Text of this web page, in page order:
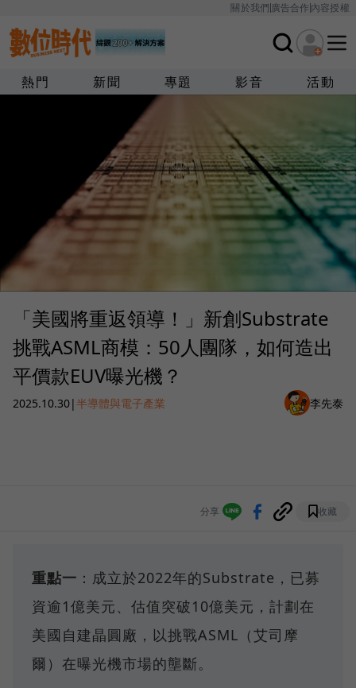
關於我們廣告合作內容授權
熱門 新聞 專題 影音 活動
「美國將重返領導！」新創Substrate
挑戰ASML商模：50人團隊，如何造出
平價款EUV曝光機？
2025.10.30|半導體與電子產業 李先泰
分享 收藏
重點一 ：成立於2022年的Substrate，已募
資逾1億美元、估值突破10億美元，計劃在
美國自建晶圓廠，以挑戰ASML（艾司摩
爾）在曝光機市場的壟斷。